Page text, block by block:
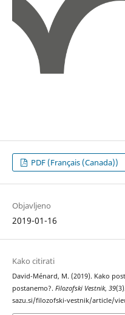
PDF (Français (Canada))
Objavljeno
2019-01-16
Kako citirati
David-Ménard, M. (2019). Kako
postanemo?. Filozofski Vestnik, 39
sazu.si/filozofski-vestnik/article/